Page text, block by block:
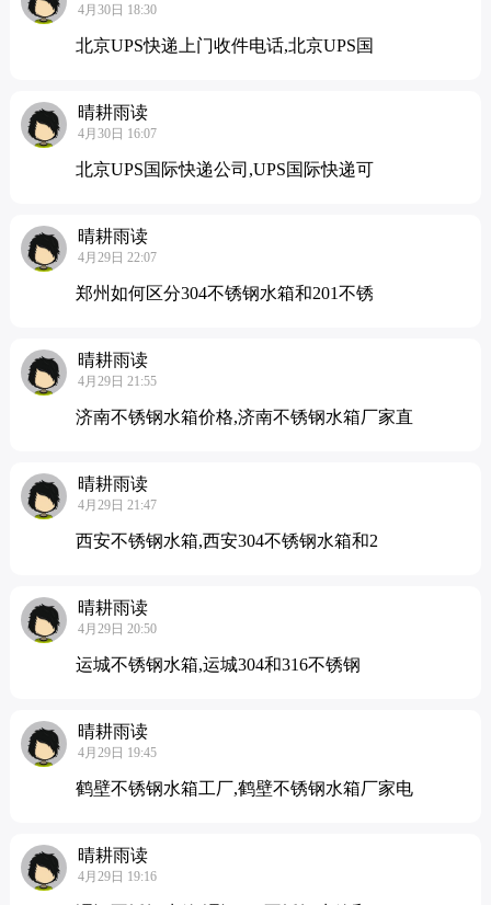
4月30日 18:30
北京UPS快递上门收件电话,北京UPS国
晴耕雨读
4月30日 16:07
北京UPS国际快递公司,UPS国际快递可
晴耕雨读
4月29日 22:07
郑州如何区分304不锈钢水箱和201不锈
晴耕雨读
4月29日 21:55
济南不锈钢水箱价格,济南不锈钢水箱厂家直
晴耕雨读
4月29日 21:47
西安不锈钢水箱,西安304不锈钢水箱和2
晴耕雨读
4月29日 20:50
运城不锈钢水箱,运城304和316不锈钢
晴耕雨读
4月29日 19:45
鹤壁不锈钢水箱工厂,鹤壁不锈钢水箱厂家电
晴耕雨读
4月29日 19:16